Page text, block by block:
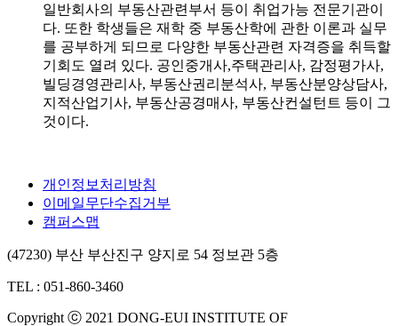
일반회사의 부동산관련부서 등이 취업가능 전문기관이
다. 또한 학생들은 재학 중 부동산학에 관한 이론과 실무
를 공부하게 되므로 다양한 부동산관련 자격증을 취득할
기회도 열려 있다. 공인중개사,주택관리사, 감정평가사,
빌딩경영관리사, 부동산권리분석사, 부동산분양상담사,
지적산업기사, 부동산공경매사, 부동산컨설턴트 등이 그
것이다.
개인정보처리방침
이메일무단수집거부
캠퍼스맵
(47230) 부산 부산진구 양지로 54 정보관 5층
TEL : 051-860-3460
Copyright ⓒ 2021 DONG-EUI INSTITUTE OF